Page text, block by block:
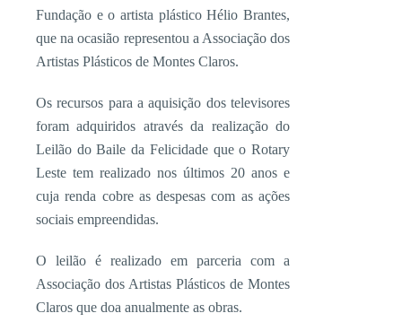
Fundação e o artista plástico Hélio Brantes,
que na ocasião representou a Associação dos
Artistas Plásticos de Montes Claros.
Os recursos para a aquisição dos televisores
foram adquiridos através da realização do
Leilão do Baile da Felicidade que o Rotary
Leste tem realizado nos últimos 20 anos e
cuja renda cobre as despesas com as ações
sociais empreendidas.
O leilão é realizado em parceria com a
Associação dos Artistas Plásticos de Montes
Claros que doa anualmente as obras.